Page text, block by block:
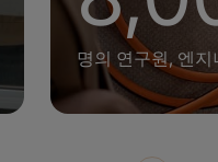
명의 연구원, 엔